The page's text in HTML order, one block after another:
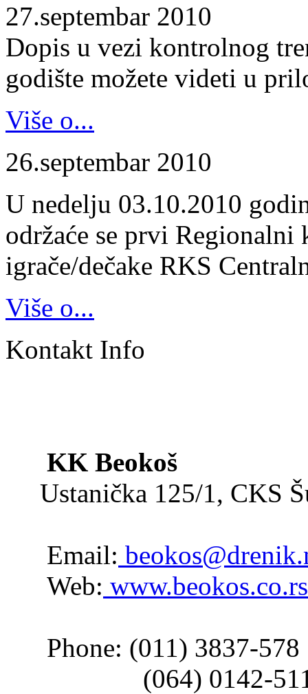
27.septembar 2010
Dopis u vezi kontrolnog
godište možete videti u
Više o...
26.septembar 2010
U nedelju 03.10.2010
održaće se prvi
igrače/dečake RKS
Više o...
Kontakt Info
KK Beokoš
Ustanička 125/1, CKS
Email:
Web: www.beokos.co.rs
Phone: (011) 3837-578
(064) 0142-